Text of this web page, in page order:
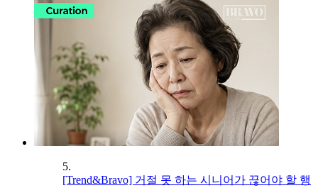
5.
[Trend&Bravo] 거절 못 하는 시니어가 끊어야 할 행